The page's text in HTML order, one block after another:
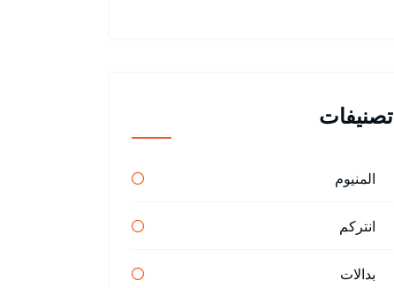
تصنيفات
المنيوم
انتركم
بدالات